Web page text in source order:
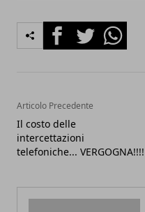
FacebookTwitterWhatsapp
Articolo Precedente
Il costo delle
intercettazioni
telefoniche... VERGOGNA!!!!